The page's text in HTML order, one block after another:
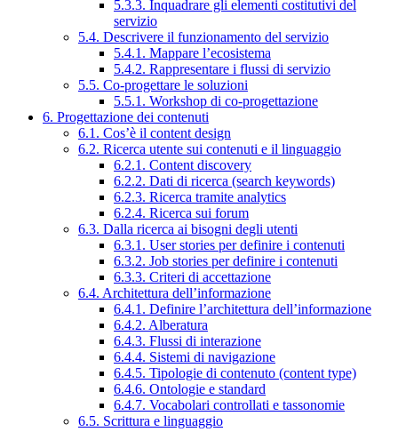
5.3.3. Inquadrare gli elementi costitutivi del
servizio
5.4. Descrivere il funzionamento del servizio
5.4.1. Mappare l’ecosistema
5.4.2. Rappresentare i flussi di servizio
5.5. Co-progettare le soluzioni
5.5.1. Workshop di co-progettazione
6. Progettazione dei contenuti
6.1. Cos’è il content design
6.2. Ricerca utente sui contenuti e il linguaggio
6.2.1. Content discovery
6.2.2. Dati di ricerca (search keywords)
6.2.3. Ricerca tramite analytics
6.2.4. Ricerca sui forum
6.3. Dalla ricerca ai bisogni degli utenti
6.3.1. User stories per definire i contenuti
6.3.2. Job stories per definire i contenuti
6.3.3. Criteri di accettazione
6.4. Architettura dell’informazione
6.4.1. Definire l’architettura dell’informazione
6.4.2. Alberatura
6.4.3. Flussi di interazione
6.4.4. Sistemi di navigazione
6.4.5. Tipologie di contenuto (content type)
6.4.6. Ontologie e standard
6.4.7. Vocabolari controllati e tassonomie
6.5. Scrittura e linguaggio